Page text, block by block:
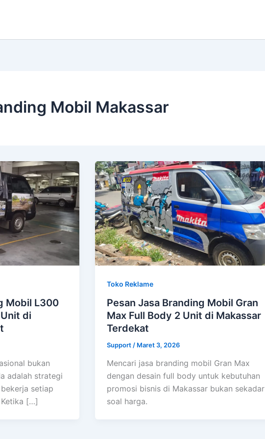
Mobil Makassar
Mobil L300
di
bukan
adalah strategi
setiap
Ketika […]
Toko Reklame
Pesan Jasa Branding Mobil Gran
Max Full Body 2 Unit di Makassar
Terdekat
Support / Maret 3, 2026
Mencari jasa branding mobil Gran Max
dengan desain full body untuk kebutuhan
promosi bisnis di Makassar bukan sekadar
soal harga.